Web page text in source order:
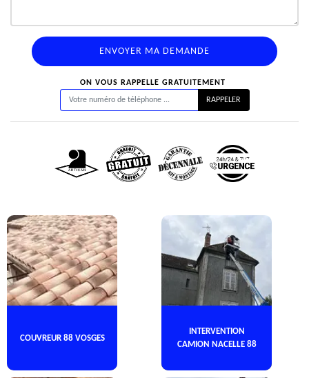
ON VOUS RAPPELLE GRATUITEMENT
COUVREUR 88 VOSGES
INTERVENTION
CAMION NACELLE 88